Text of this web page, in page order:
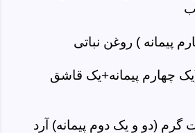
پیمانه ) روغن نباتی
چهارم پیمانه+یک قاشق
(دو و یک دوم پیمانه) آرد